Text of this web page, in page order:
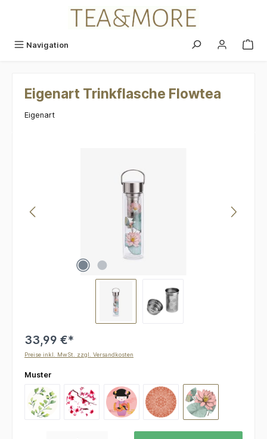
Navigation
Eigenart Trinkflasche Flowtea
Eigenart
33,99 €*
Preise inkl. MwSt. zzgl. Versandkosten
Muster
Ginkgo KirschblütenLittle GeishaMandala - Powder
Padma